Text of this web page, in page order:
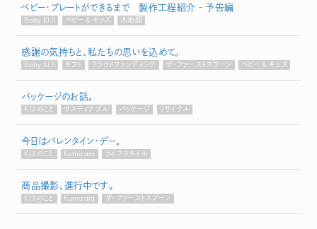
ベビー・プレートができるまで 製作工程紹介 – 予告編
Baby KIJI ベビー & キッズ 木地師
感謝の気持ちと、私たちの思いを込めて。
Baby KIJI ギフト クラウドファンディング ザ・ファーストスプーン ベビー & キッズ
パッケージのお話。
KIJIのこと サスティナブル パッケージ リサイクル
今日はバレンタイン・デー。
KIJIのこと Kumizara ライフスタイル
商品撮影、進行中です。
KIJIのこと Kumizara ザ・ファーストスプーン